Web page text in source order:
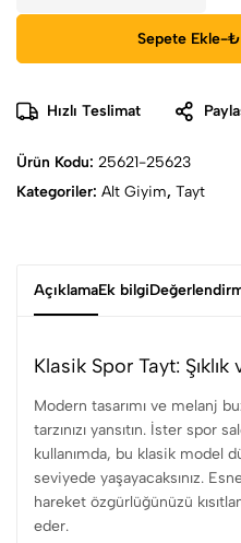
Sepete Ekle-
Hızlı Teslimat
Ürün Kodu: 25621-25623
Kategoriler: Alt Giyim, Tayt
AçıklamaEk bilgi
Klasik Spor Tayt:
Modern tasarımı ve melanj
tarzınızı yansıtın. İster spor
kullanımda, bu klasik model
seviyede yaşayacaksınız.
hareket özgürlüğünüzü
eder.